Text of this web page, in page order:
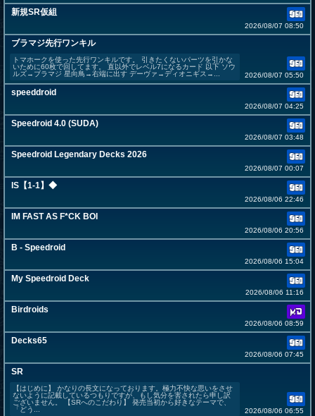
新規SR仮組
2026/08/07 08:50
ブラマジ先行ワンキル
トマホークを使った先行ワンキルです。 引きたくないパーツを引かな
いために60枚で回してます。 直以外でレベル7になるカード 以下 ソウ
ルズ→ブラマジ 星向鳥→右端に出す デーヴァ→ディオニギス→...
2026/08/07 05:50
speeddroid
2026/08/07 04:25
Speedroid 4.0 (SUDA)
2026/08/07 03:48
Speedroid Legendary Decks 2026
2026/08/07 00:07
IS【1-1】◆
2026/08/06 22:46
IM FAST AS F*CK BOI
2026/08/06 20:56
B - Speedroid
2026/08/06 15:04
My Speedroid Deck
2026/08/06 11:16
Birdroids
2026/08/06 08:59
Decks65
2026/08/06 07:45
SR
【はじめに】 かなりの長文になっております。極力不快な思いをさせ
ないように記載しているつもりですが、もし気分を害されたら申し訳
ございません。 【SRへのこだわり】 発売当初から好きなテーマで、
「どう...
2026/08/06 06:55